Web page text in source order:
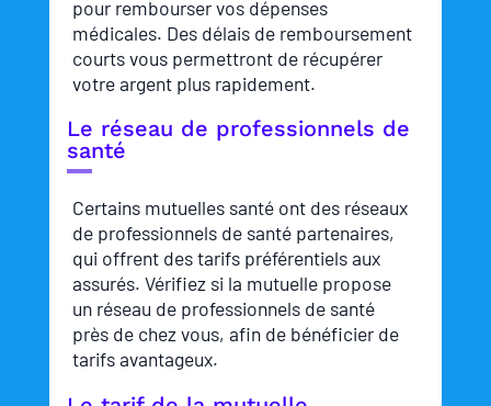
pour rembourser vos dépenses
médicales. Des délais de remboursement
courts vous permettront de récupérer
votre argent plus rapidement.
Le réseau de professionnels de
santé
Certains mutuelles santé ont des réseaux
de professionnels de santé partenaires,
qui offrent des tarifs préférentiels aux
assurés. Vérifiez si la mutuelle propose
un réseau de professionnels de santé
près de chez vous, afin de bénéficier de
tarifs avantageux.